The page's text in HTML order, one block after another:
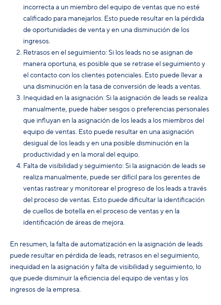
incorrecta a un miembro del equipo de ventas que no esté
calificado para manejarlos. Esto puede resultar en la pérdida
de oportunidades de venta y en una disminución de los
ingresos.
Retrasos en el seguimiento: Si los leads no se asignan de
manera oportuna, es posible que se retrase el seguimiento y
el contacto con los clientes potenciales. Esto puede llevar a
una disminución en la tasa de conversión de leads a ventas.
Inequidad en la asignación: Si la asignación de leads se realiza
manualmente, puede haber sesgos o preferencias personales
que influyan en la asignación de los leads a los miembros del
equipo de ventas. Esto puede resultar en una asignación
desigual de los leads y en una posible disminución en la
productividad y en la moral del equipo.
Falta de visibilidad y seguimiento: Si la asignación de leads se
realiza manualmente, puede ser difícil para los gerentes de
ventas rastrear y monitorear el progreso de los leads a través
del proceso de ventas. Esto puede dificultar la identificación
de cuellos de botella en el proceso de ventas y en la
identificación de áreas de mejora.
En resumen, la falta de automatización en la asignación de leads
puede resultar en pérdida de leads, retrasos en el seguimiento,
inequidad en la asignación y falta de visibilidad y seguimiento, lo
que puede disminuir la eficiencia del equipo de ventas y los
ingresos de la empresa.